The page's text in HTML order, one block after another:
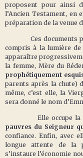
proposent pour ainsi
l’Ancien Testament, en
préparation de la venue
Ces documents
compris à la lumière
apparaître
la femme, Mère du
prophétiquement
parents après la chute)
même, c’est elle, la
sera donné le nom
Elle occupe la
pauvres du Seigneur
confiance. Enfin, avec
longue attente de la
s’instaure l’économie